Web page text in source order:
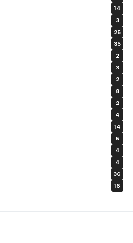
14
3
25
35
2
3
2
8
2
4
14
5
4
4
36
16